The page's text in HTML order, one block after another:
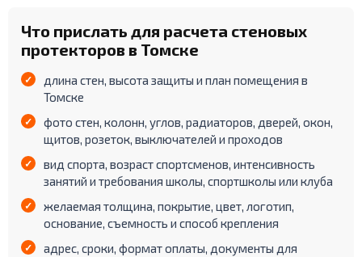
Что прислать для расчета стеновых
протекторов в Томске
длина стен, высота защиты и план помещения в
Томске
фото стен, колонн, углов, радиаторов, дверей, окон,
щитов, розеток, выключателей и проходов
вид спорта, возраст спортсменов, интенсивность
занятий и требования школы, спортшколы или клуба
желаемая толщина, покрытие, цвет, логотип,
основание, съемность и способ крепления
адрес, сроки, формат оплаты, документы для